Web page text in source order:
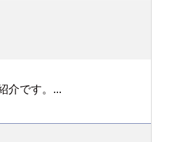
介です。...